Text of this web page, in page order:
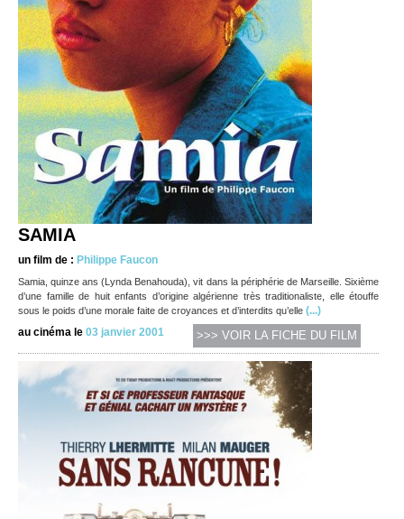
SAMIA
un film de : Philippe Faucon
Samia, quinze ans (Lynda Benahouda), vit dans la périphérie de Marseille. Sixième
d’une famille de huit enfants d’origine algérienne très traditionaliste, elle étouffe
sous le poids d’une morale faite de croyances et d’interdits qu’elle (...)
au cinéma le 03 janvier 2001 >>> VOIR LA FICHE DU FILM